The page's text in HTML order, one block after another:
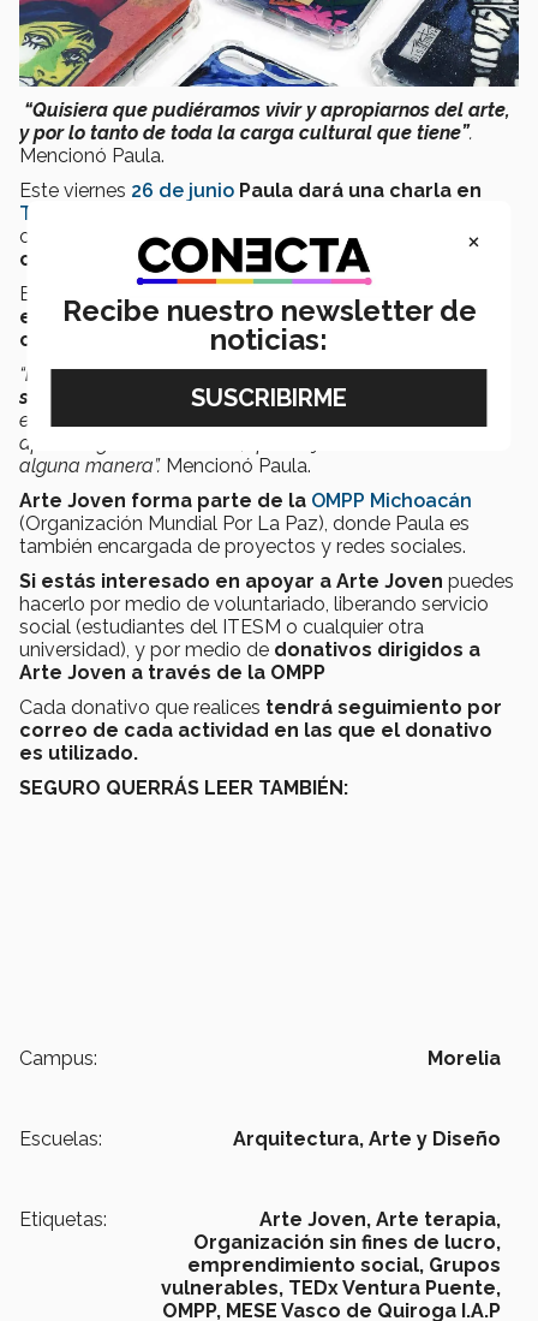
“Quisiera que pudiéramos vivir y apropiarnos del arte,
y por lo tanto de toda la carga cultural que tiene”.
Mencionó Paula.
Este viernes 26 de junio Paula dará una charla en
TEDxYouth@VenturaPuente
objetivo de
inspirar a otras personas a sumarse
como emprendedores sociales.
En su charla,
, hablará de su
experiencia en las actividades que ha generado
con su emprendimiento social.
“Pienso que todo emprendimiento ahora tiene que ser
siempre con un impacto social.Así como para una
empresa es imperativo generar dinero, es imperativo que
aporte algo a la sociedad, que mejore el mundo de
alguna manera”. Mencionó Paula.
Arte Joven forma parte de la OMPP Michoacán
(Organización Mundial Por La Paz), donde Paula es
también encargada de proyectos y redes sociales.
Si estás interesado en apoyar a Arte Joven puedes
hacerlo por medio de voluntariado, liberando servicio
social (estudiantes del ITESM o cualquier otra
universidad), y por medio de donativos dirigidos a
Arte Joven a través de la OMPP
Cada donativo que realices tendrá seguimiento por
correo de cada actividad en las que el donativo
es utilizado.
SEGURO QUERRÁS LEER TAMBIÉN:
Campus: Morelia
Escuelas: Arquitectura, Arte y Diseño
Etiquetas: Arte Joven, Arte terapia,
Organización sin fines de lucro,
emprendimiento social, Grupos
vulnerables, TEDx Ventura Puente,
OMPP, MESE Vasco de Quiroga I.A.P
×
Recibe nuestro newsletter de
noticias: